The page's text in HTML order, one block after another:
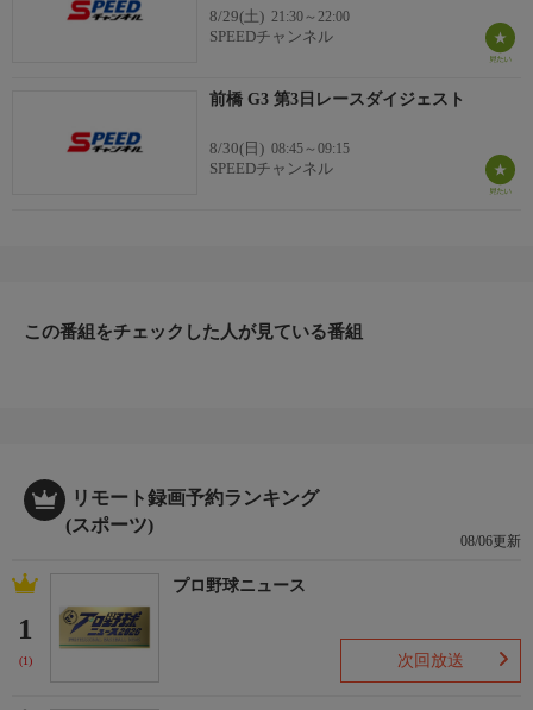
8/29(土) 21:30～22:00
SPEEDチャンネル
前橋 G3 第3日レースダイジェスト
8/30(日) 08:45～09:15
SPEEDチャンネル
この番組をチェックした人が見ている番組
リモート録画予約ランキング
(スポーツ)
08/06更新
1
(1)
プロ野球ニュース
次回放送